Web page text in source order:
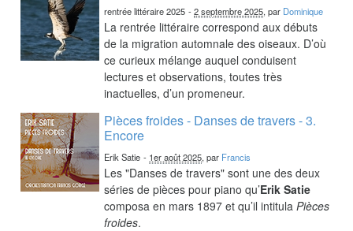
rentrée littéraire 2025 -2 septembre 2025, par Dominique
La rentrée littéraire correspond aux débuts
de la migration automnale des oiseaux. D’où
ce curieux mélange auquel conduisent
lectures et observations, toutes très
inactuelles, d’un promeneur.
Pièces froides - Danses de travers - 3.
Encore
Erik Satie - 1er août 2025, par Francis
Les "Danses de travers" sont une des deux
séries de pièces pour piano qu’Erik Satie
composa en mars 1897 et qu’il intitulaPièces
froides.